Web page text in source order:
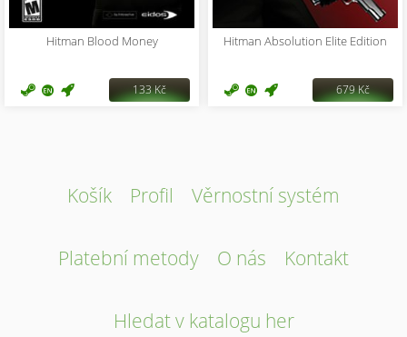
Hitman Blood Money
133 Kč
Hitman Absolution Elite Edition
679 Kč
Košík Profil Věrnostní systém
Platební metody O nás Kontakt
Hledat v katalogu her